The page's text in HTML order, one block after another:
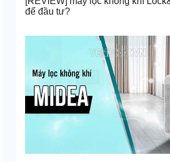
để đầu tư?